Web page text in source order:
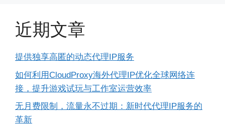
近期文章
提供独享高匿的动态代理IP服务
如何利用CloudProxy海外代理IP优化全球网络连
接，提升游戏试玩与工作室运营效率
无月费限制，流量永不过期：新时代代理IP服务的
革新